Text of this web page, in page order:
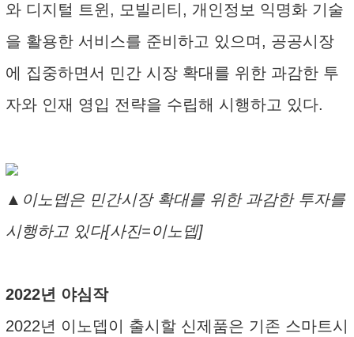
와 디지털 트윈, 모빌리티, 개인정보 익명화 기술
을 활용한 서비스를 준비하고 있으며, 공공시장
에 집중하면서 민간 시장 확대를 위한 과감한 투
자와 인재 영입 전략을 수립해 시행하고 있다.
▲이노뎁은 민간시장 확대를 위한 과감한 투자를
시행하고 있다[사진=이노뎁]
2022년 야심작
2022년 이노뎁이 출시할 신제품은 기존 스마트시